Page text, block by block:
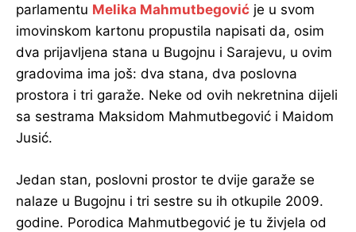
parlamentu Melika Mahmutbegović je u svom
imovinskom kartonu propustila napisati da, osim
dva prijavljena stana u Bugojnu i Sarajevu, u ovim
gradovima ima još: dva stana, dva poslovna
prostora i tri garaže. Neke od ovih nekretnina dijeli
sa sestrama Maksidom Mahmutbegović i Maidom
Jusić.
Jedan stan, poslovni prostor te dvije garaže se
nalaze u Bugojnu i tri sestre su ih otkupile 2009.
godine. Porodica Mahmutbegović je tu živjela od